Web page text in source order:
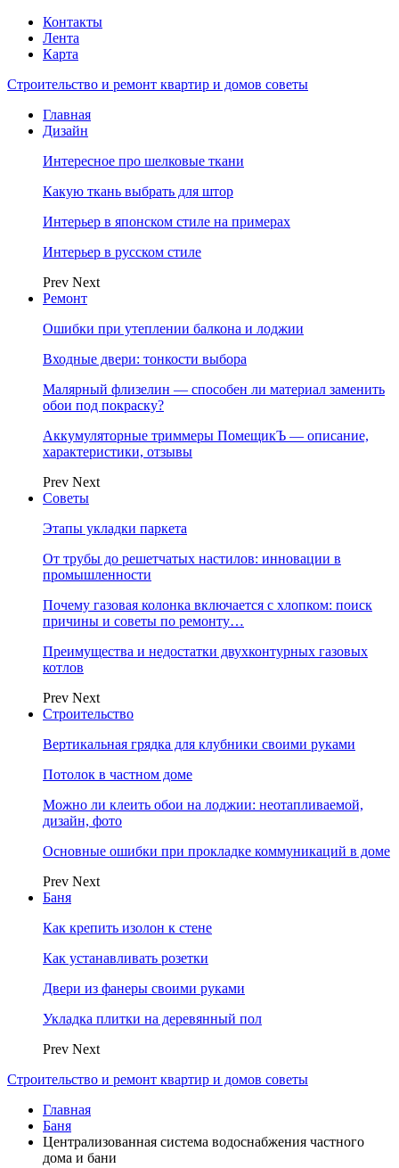
Контакты
Лента
Карта
Строительство и ремонт квартир и домов советы
Главная
Дизайн
Интересное про шелковые ткани
Какую ткань выбрать для штор
Интерьер в японском стиле на примерах
Интерьер в русском стиле
Prev Next
Ремонт
Ошибки при утеплении балкона и лоджии
Входные двери: тонкости выбора
Малярный флизелин — способен ли материал заменить
обои под покраску?
Аккумуляторные триммеры ПомещикЪ — описание,
характеристики, отзывы
Prev Next
Советы
Этапы укладки паркета
От трубы до решетчатых настилов: инновации в
промышленности
Почему газовая колонка включается с хлопком: поиск
причины и советы по ремонту…
Преимущества и недостатки двухконтурных газовых
котлов
Prev Next
Строительство
Вертикальная грядка для клубники своими руками
Потолок в частном доме
Можно ли клеить обои на лоджии: неотапливаемой,
дизайн, фото
Основные ошибки при прокладке коммуникаций в доме
Prev Next
Баня
Как крепить изолон к стене
Как устанавливать розетки
Двери из фанеры своими руками
Укладка плитки на деревянный пол
Prev Next
Строительство и ремонт квартир и домов советы
Главная
Баня
Централизованная система водоснабжения частного
дома и бани